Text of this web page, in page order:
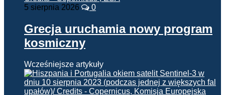
5 sierpnia 2026 0
Grecja uruchamia nowy program
kosmiczny
Wcześniejsze artykuły